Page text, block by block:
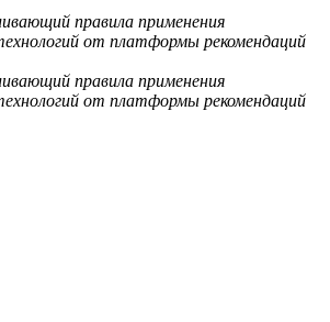
правила применения
от платформы рекомендаций
правила применения
от платформы рекомендаций